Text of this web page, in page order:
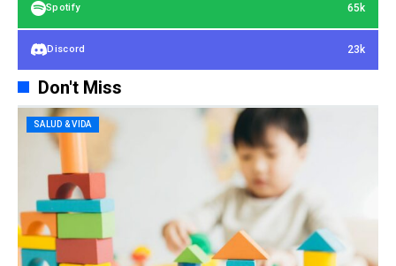
Spotify 65k
Discord 23k
Don't Miss
SALUD & VIDA